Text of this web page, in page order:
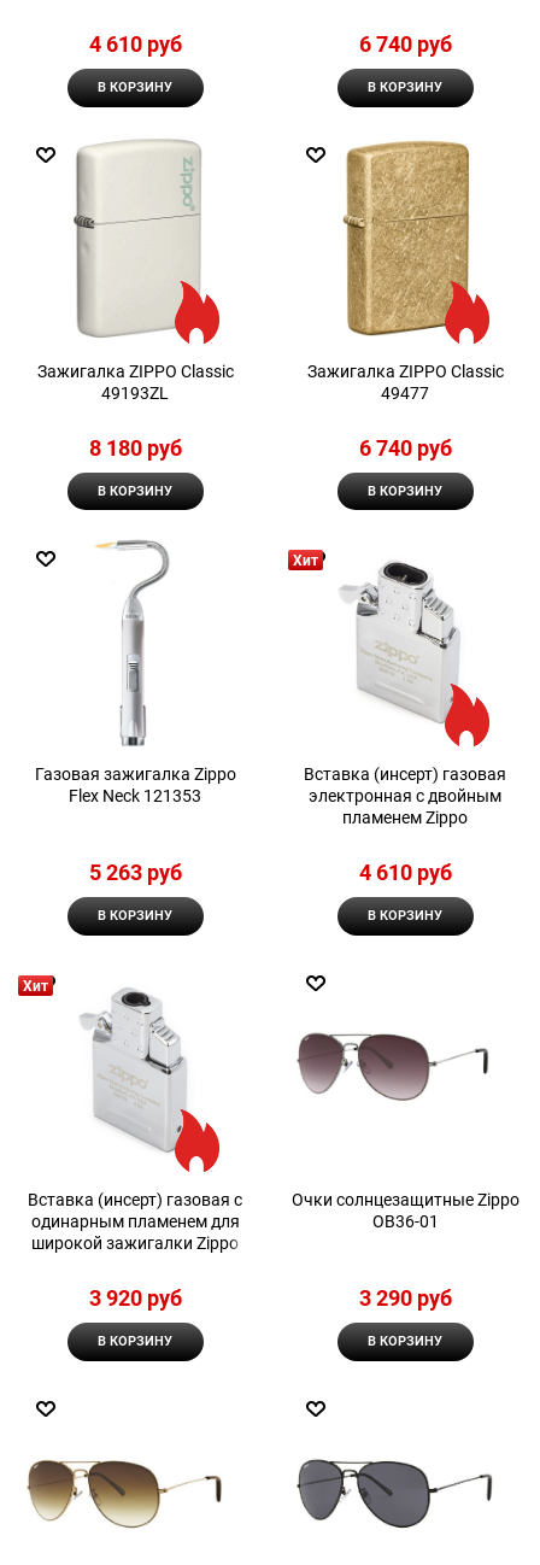
4 610 руб
В КОРЗИНУ
6 740 руб
В КОРЗИНУ
Зажигалка ZIPPO Classic
49193ZL
8 180 руб
В КОРЗИНУ
Зажигалка ZIPPO Classic
49477
6 740 руб
В КОРЗИНУ
Газовая зажигалка Zippo
Flex Neck 121353
5 263 руб
В КОРЗИНУ
Хит
Вставка (инсерт) газовая
электронная с двойным
пламенем Zippo
4 610 руб
В КОРЗИНУ
Хит
Вставка (инсерт) газовая с
одинарным пламенем для
широкой зажигалки Zippo
3 920 руб
В КОРЗИНУ
Очки солнцезащитные Zippo
OB36-01
3 290 руб
В КОРЗИНУ